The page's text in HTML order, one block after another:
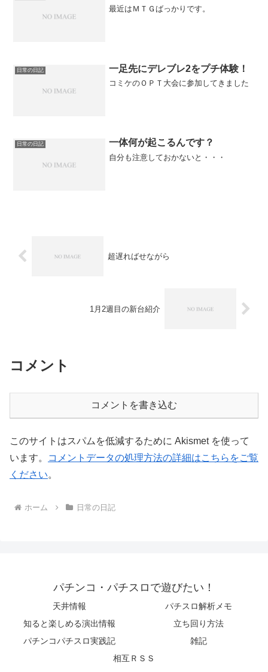
最近はＭＴＧばっかりです。
日常の日記 一足先にデレブレ2をプチ体験！
コミケのＯＰＴ大会に参加してきました
日常の日記 一体何が起こるんです？
自分も注意しておかないと・・・
超遅ればせながら
1月2週目の新台紹介
コメント
コメントを書き込む
このサイトはスパムを低減するために Akismet を使って
います。
コメントデータの処理方法の詳細はこちらをご覧
ください。
ホーム 日常の日記
パチンコ・パチスロで遊びたい！
天井情報
パチスロ解析メモ
知ると楽しめる演出情報
立ち回り方法
パチンコパチスロ実践記
雑記
相互ＲＳＳ